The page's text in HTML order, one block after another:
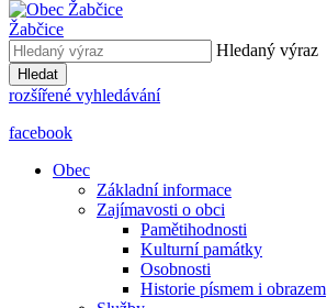
Žabčice
Hledaný výraz
Hledat
rozšířené vyhledávání
facebook
Obec
Základní informace
Zajímavosti o obci
Pamětihodnosti
Kulturní památky
Osobnosti
Historie písmem i obrazem